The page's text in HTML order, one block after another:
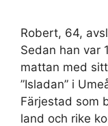
Robert, 64,
Sedan han var
mattan med
”Isladan” i
Färjestad som
land och rike